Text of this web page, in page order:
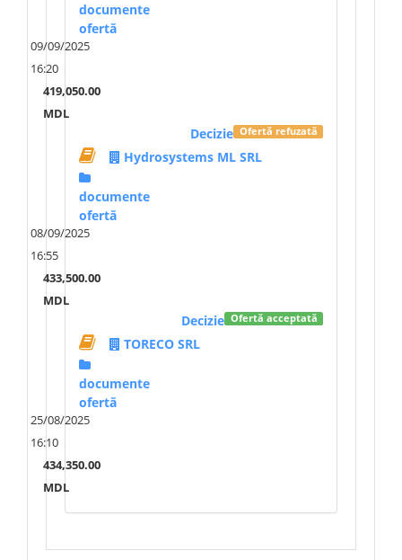
documente
ofertă
09/09/2025
16:20
419,050.00
MDL
Ofertă refuzată
Decizie
Hydrosystems ML SRL
documente
ofertă
08/09/2025
16:55
433,500.00
MDL
Ofertă acceptată
Decizie
TORECO SRL
documente
ofertă
25/08/2025
16:10
434,350.00
MDL